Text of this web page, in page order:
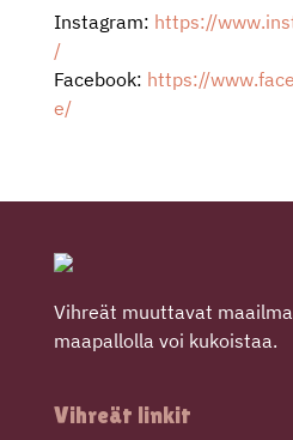
Instagram: https://
/
Facebook: https://
e/
Vihreät muuttavat
maapallolla voi kukoistaa.
Vihreät linkit